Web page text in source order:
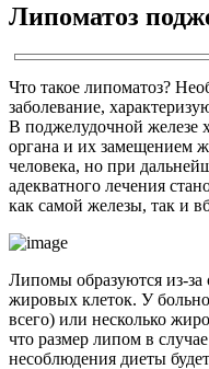
Липоматоз
Что такое липоматоз?
заболевание,
В поджелудочной железе
органа и их замещением
человека, но при
адекватного лечения
как самой железы, так и
Липомы образуются из-
жировых клеток. У
всего) или несколько
что размер липом в
несоблюдения диеты